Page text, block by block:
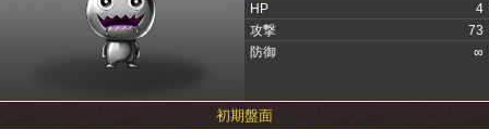
HP
4
攻撃
73
防御
∞
初期盤面